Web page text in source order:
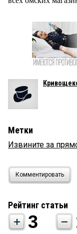
Метки
Извините за
Комментировать
Рейтинг статьи
3